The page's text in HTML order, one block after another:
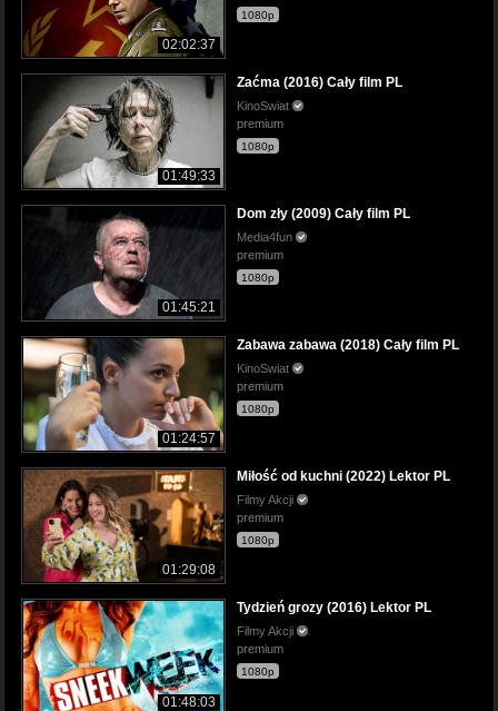
02:02:37
1080p
01:49:33
Zaćma (2016) Cały film PL
KinoSwiat
premium
1080p
01:45:21
Dom zły (2009) Cały film PL
Media4fun
premium
1080p
01:24:57
Zabawa zabawa (2018) Cały film PL
KinoSwiat
premium
1080p
01:29:08
Miłość od kuchni (2022) Lektor PL
Filmy Akcji
premium
1080p
01:48:03
Tydzień grozy (2016) Lektor PL
Filmy Akcji
premium
1080p